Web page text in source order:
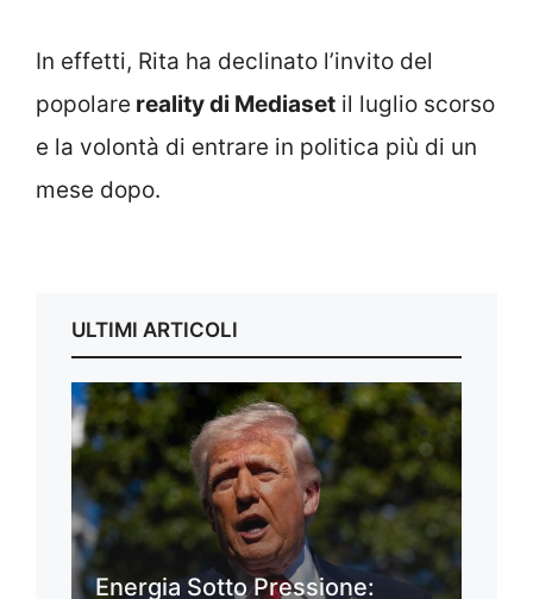
In effetti, Rita ha declinato l’invito del
popolare reality di Mediaset il luglio scorso
e la volontà di entrare in politica più di un
mese dopo.
ULTIMI ARTICOLI
Energia Sotto Pressione: